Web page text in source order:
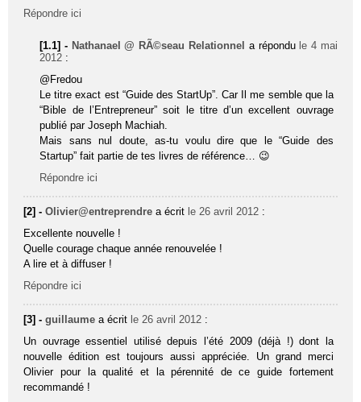
Répondre ici
[1.1] - Nathanael @ RÃ©seau Relationnel a répondu le 4 mai
2012 :
@Fredou
Le titre exact est “Guide des StartUp”. Car Il me semble que la
“Bible de l’Entrepreneur” soit le titre d’un excellent ouvrage
publié par Joseph Machiah.
Mais sans nul doute, as-tu voulu dire que le “Guide des
Startup” fait partie de tes livres de référence… 😉
Répondre ici
[2] -Olivier@entreprendre a écrit le 26 avril 2012 :
Excellente nouvelle !
Quelle courage chaque année renouvelée !
A lire et à diffuser !
Répondre ici
[3] -guillaume a écrit le 26 avril 2012 :
Un ouvrage essentiel utilisé depuis l’été 2009 (déjà !) dont la
nouvelle édition est toujours aussi appréciée. Un grand merci
Olivier pour la qualité et la pérennité de ce guide fortement
recommandé !